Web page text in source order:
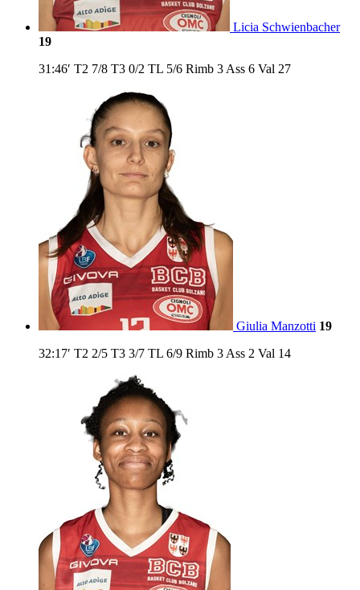
Licia Schwienbacher
19
31:46′ T2 7/8 T3 0/2 TL 5/6 Rimb 3 Ass 6 Val 27
Giulia Manzotti 19
32:17′ T2 2/5 T3 3/7 TL 6/9 Rimb 3 Ass 2 Val 14